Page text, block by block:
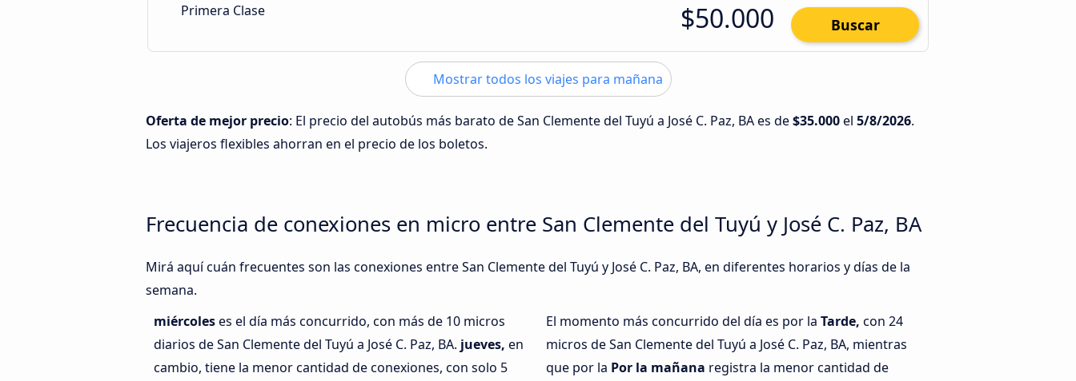
Primera Clase $50.000 Buscar
Mostrar todos los viajes para mañana
Oferta de mejor precio: El precio del autobús más barato de San Clemente del Tuyú a José C. Paz, BA es de$35.000el 5/8/2026.
Los viajeros flexibles ahorran en el precio de los boletos.
Frecuencia de conexiones en micro entre San Clemente del Tuyú y José C. Paz, BA
Mirá aquí cuán frecuentes son las conexiones entre San Clemente del Tuyú y José C. Paz, BA, en diferentes horarios y días de la
semana.
miércoleses el día más concurrido, con más de 10 micros
diarios de San Clemente del Tuyú a José C. Paz, BA. jueves, en
cambio, tiene la menor cantidad de conexiones, con solo 5
El momento más concurrido del día es por la Tarde, con 24
micros de San Clemente del Tuyú a José C. Paz, BA, mientras
que por la Por la mañana registra la menor cantidad de